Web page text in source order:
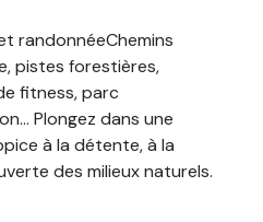
randonnéeChemins
pistes forestières,
fitness, parc
Plongez dans une
à la détente, à la
des milieux naturels.